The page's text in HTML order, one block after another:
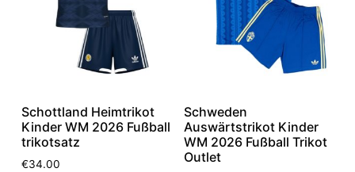
Schottland Heimtrikot
Kinder WM 2026 Fußball
trikotsatz
€34.00
Schweden
Auswärtstrikot Kinder
WM 2026 Fußball Trikot
Outlet